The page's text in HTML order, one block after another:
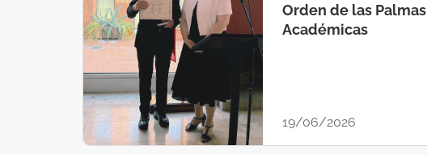
Orden de las Palmas
Académicas
19/06/2026